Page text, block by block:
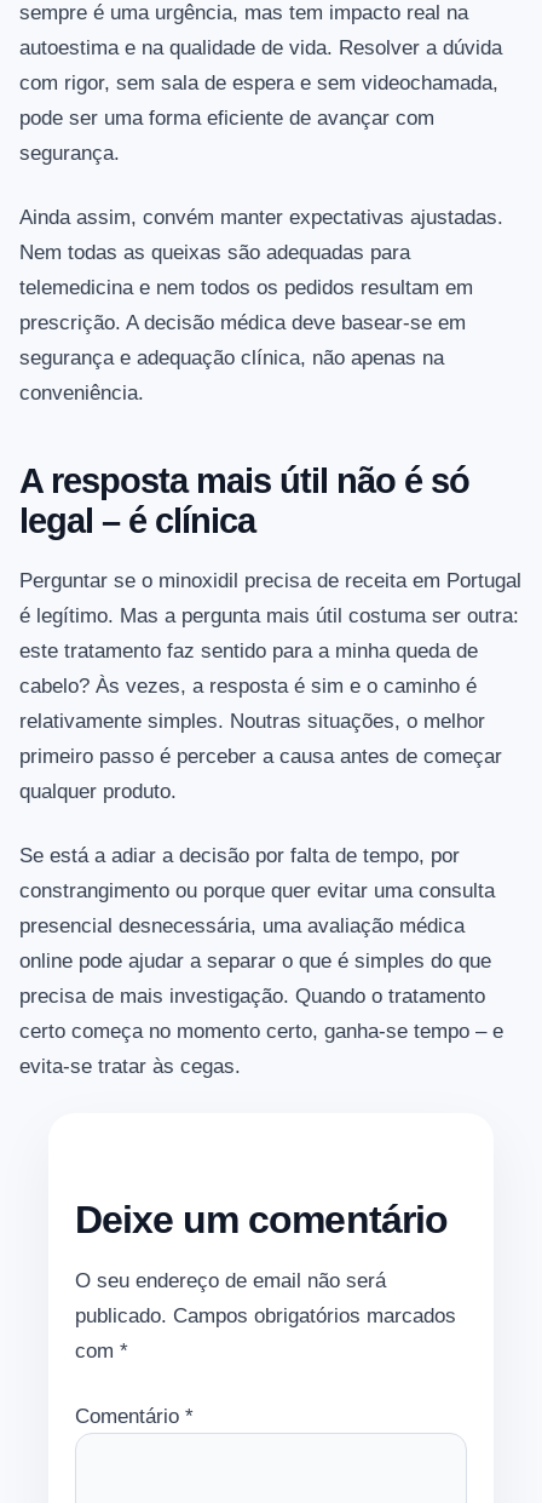
sempre é uma urgência, mas tem impacto real na
autoestima e na qualidade de vida. Resolver a dúvida
com rigor, sem sala de espera e sem videochamada,
pode ser uma forma eficiente de avançar com
segurança.
Ainda assim, convém manter expectativas ajustadas.
Nem todas as queixas são adequadas para
telemedicina e nem todos os pedidos resultam em
prescrição. A decisão médica deve basear-se em
segurança e adequação clínica, não apenas na
conveniência.
A resposta mais útil não é só
legal – é clínica
Perguntar se o minoxidil precisa de receita em Portugal
é legítimo. Mas a pergunta mais útil costuma ser outra:
este tratamento faz sentido para a minha queda de
cabelo? Às vezes, a resposta é sim e o caminho é
relativamente simples. Noutras situações, o melhor
primeiro passo é perceber a causa antes de começar
qualquer produto.
Se está a adiar a decisão por falta de tempo, por
constrangimento ou porque quer evitar uma consulta
presencial desnecessária, uma avaliação médica
online pode ajudar a separar o que é simples do que
precisa de mais investigação. Quando o tratamento
certo começa no momento certo, ganha-se tempo – e
evita-se tratar às cegas.
Deixe um comentário
O seu endereço de email não será
publicado. Campos obrigatórios marcados
com *
Comentário *